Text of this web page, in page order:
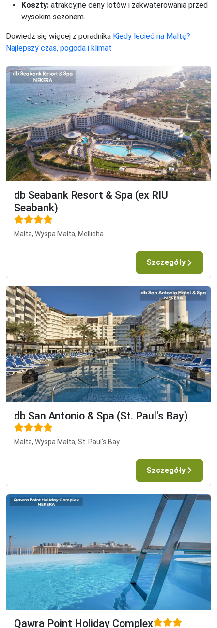
Koszty: atrakcyjne ceny lotów i zakwaterowania przed
wysokim sezonem.
Dowiedz się więcej z poradnika Kiedy lecieć na Maltę?
Najlepszy czas, pogoda i klimat
db Seabank Resort & Spa (ex RIU
Seabank)
Malta, Wyspa Malta, Mellieha
Szczegóły
db San Antonio & Spa (St. Paul's Bay)
Malta, Wyspa Malta, St. Paul's Bay
Szczegóły
Qawra Point Holiday Complex